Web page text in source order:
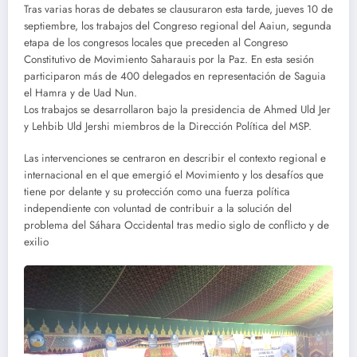
Tras varias horas de debates se clausuraron esta tarde, jueves 10 de
septiembre, los trabajos del Congreso regional del Aaiun, segunda
etapa de los congresos locales que preceden al Congreso
Constitutivo de Movimiento Saharauis por la Paz. En esta sesión
participaron más de 400 delegados en representación de Saguia
el Hamra y de Uad Nun.
Los trabajos se desarrollaron bajo la presidencia de Ahmed Uld Jer
y Lehbib Uld Jershi miembros de la Dirección Política del MSP.
Las intervenciones se centraron en describir el contexto regional e
internacional en el que emergió el Movimiento y los desafíos que
tiene por delante y su protección como una fuerza política
independiente con voluntad de contribuir a la solución del
problema del Sáhara Occidental tras medio siglo de conflicto y de
exilio